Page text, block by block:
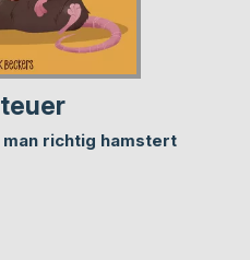
richtig hamstert